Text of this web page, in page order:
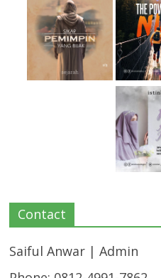
Contact
Saiful Anwar | Admin